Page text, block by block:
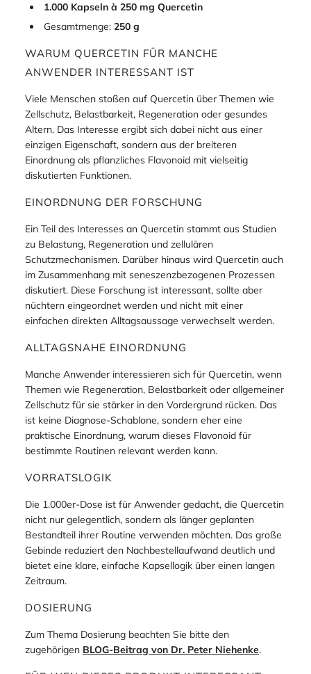
1.000 Kapseln à 250 mg Quercetin
Gesamtmenge: 250 g
WARUM QUERCETIN FÜR MANCHE
ANWENDER INTERESSANT IST
Viele Menschen stoßen auf Quercetin über Themen wie
Zellschutz, Belastbarkeit, Regeneration oder gesundes
Altern. Das Interesse ergibt sich dabei nicht aus einer
einzigen Eigenschaft, sondern aus der breiteren
Einordnung als pflanzliches Flavonoid mit vielseitig
diskutierten Funktionen.
EINORDNUNG DER FORSCHUNG
Ein Teil des Interesses an Quercetin stammt aus Studien
zu Belastung, Regeneration und zellulären
Schutzmechanismen. Darüber hinaus wird Quercetin auch
im Zusammenhang mit seneszenzbezogenen Prozessen
diskutiert. Diese Forschung ist interessant, sollte aber
nüchtern eingeordnet werden und nicht mit einer
einfachen direkten Alltagsaussage verwechselt werden.
ALLTAGSNAHE EINORDNUNG
Manche Anwender interessieren sich für Quercetin, wenn
Themen wie Regeneration, Belastbarkeit oder allgemeiner
Zellschutz für sie stärker in den Vordergrund rücken. Das
ist keine Diagnose-Schablone, sondern eher eine
praktische Einordnung, warum dieses Flavonoid für
bestimmte Routinen relevant werden kann.
VORRATSLOGIK
Die 1.000er-Dose ist für Anwender gedacht, die Quercetin
nicht nur gelegentlich, sondern als länger geplanten
Bestandteil ihrer Routine verwenden möchten. Das große
Gebinde reduziert den Nachbestellaufwand deutlich und
bietet eine klare, einfache Kapsellogik über einen langen
Zeitraum.
DOSIERUNG
Zum Thema Dosierung beachten Sie bitte den
zugehörigen BLOG-Beitrag von Dr. Peter Niehenke.